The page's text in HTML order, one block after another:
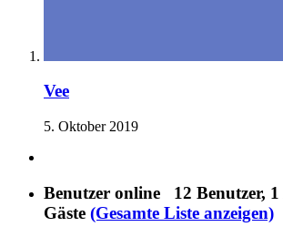
Vee
5. Oktober 2019
Benutzer online 12 Benutzer,
Gäste (Gesamte Liste anzeigen)